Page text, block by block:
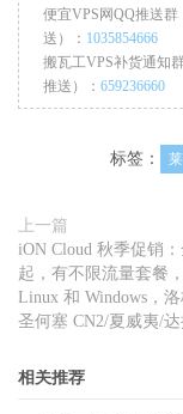
便宜VPS网QQ推送群
送）： 1035854666
搬瓦工VPS补货通知
推送）： 659236660
标签：
上一篇
iON Cloud 秋季促销
起，有不限流量套餐
Linux 和 Windows，
圣何塞 CN2/夏威夷/
相关推荐